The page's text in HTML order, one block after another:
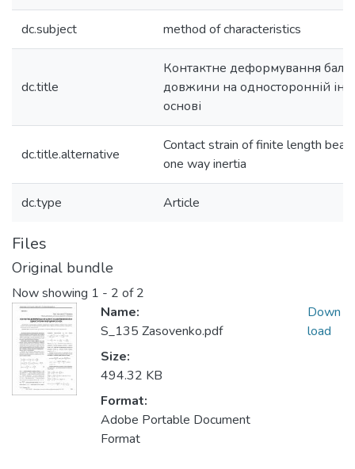
dc.subject method of characteristics
dc.title
Контактне деформування
довжини на односторонній
основі
dc.title.alternative
Contact strain of finite length
one way inertia
dc.type Article
Files
Original bundle
Now showing 1 - 2 of 2
Name:
S_135 Zasovenko.pdf
Size:
494.32 KB
Format:
Adobe Portable Document
Format
Down
load